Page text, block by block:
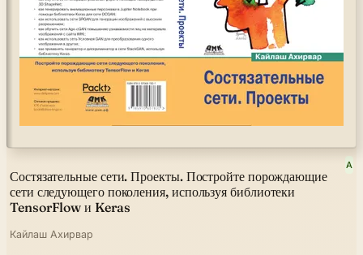
Состязательные сети. Проекты. Постройте порождающие
сети следующего поколения, используя библиотеки
TensorFlow и Keras
A
Кайлаш Ахирвар